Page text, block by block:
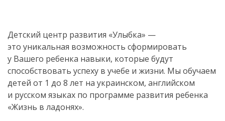
Детский центр развития «Улыбка» —
это уникальная возможность сформировать
у Вашего ребенка навыки, которые будут
способствовать успеху в учебе и жизни. Мы обучаем
детей от 1 до 8 лет на украинском, английском
и русском языках по программе развития ребенка
«Жизнь в ладонях».